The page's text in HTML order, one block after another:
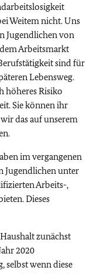
Weitem nicht. Uns
Jugendlichen von
Arbeitsmarkt
sind für
Lebensweg.
höheres Risiko
Sie können ihr
das auf unserem
im vergangenen
Jugendlichen unter
Arbeits-,
Dieses
zunächst
2020
selbst wenn diese